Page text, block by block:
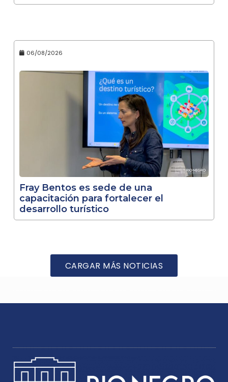
06/08/2026
Fray Bentos es sede de una
capacitación para fortalecer el
desarrollo turístico
CARGAR MÁS NOTICIAS